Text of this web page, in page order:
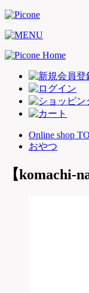
Online shop
おやつ
【komachi-